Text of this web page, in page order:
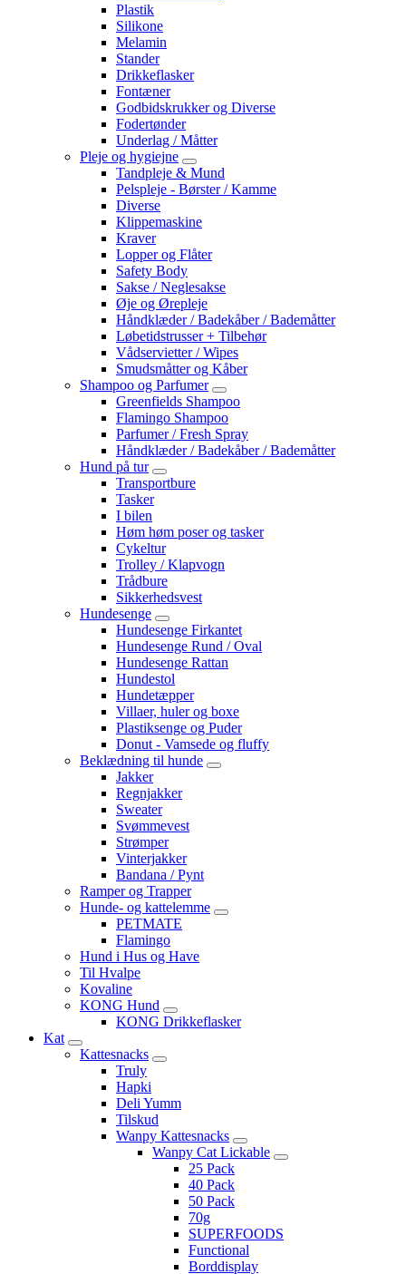
Plastik
Silikone
Melamin
Stander
Drikkeflasker
Fontæner
Godbidskrukker og Diverse
Fodertønder
Underlag / Måtter
Pleje og hygiejne
Tandpleje & Mund
Pelspleje - Børster / Kamme
Diverse
Klippemaskine
Kraver
Lopper og Flåter
Safety Body
Sakse / Neglesakse
Øje og Ørepleje
Håndklæder / Badekåber / Bademåtter
Løbetidstrusser + Tilbehør
Vådservietter / Wipes
Smudsmåtter og Kåber
Shampoo og Parfumer
Greenfields Shampoo
Flamingo Shampoo
Parfumer / Fresh Spray
Håndklæder / Badekåber / Bademåtter
Hund på tur
Transportbure
Tasker
I bilen
Høm høm poser og tasker
Cykeltur
Trolley / Klapvogn
Trådbure
Sikkerhedsvest
Hundesenge
Hundesenge Firkantet
Hundesenge Rund / Oval
Hundesenge Rattan
Hundestol
Hundetæpper
Villaer, huler og boxe
Plastiksenge og Puder
Donut - Vamsede og fluffy
Beklædning til hunde
Jakker
Regnjakker
Sweater
Svømmevest
Strømper
Vinterjakker
Bandana / Pynt
Ramper og Trapper
Hunde- og kattelemme
PETMATE
Flamingo
Hund i Hus og Have
Til Hvalpe
Kovaline
KONG Hund
KONG Drikkeflasker
Kat
Kattesnacks
Truly
Hapki
Deli Yumm
Tilskud
Wanpy Kattesnacks
Wanpy Cat Lickable
25 Pack
40 Pack
50 Pack
70g
SUPERFOODS
Functional
Borddisplay